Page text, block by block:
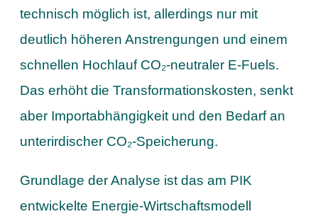
technisch möglich ist, allerdings nur mit
deutlich höheren Anstrengungen und einem
schnellen Hochlauf CO₂-neutraler E-Fuels.
Das erhöht die Transformationskosten, senkt
aber Importabhängigkeit und den Bedarf an
unterirdischer CO₂-Speicherung.
Grundlage der Analyse ist das am PIK
entwickelte Energie-Wirtschaftsmodell